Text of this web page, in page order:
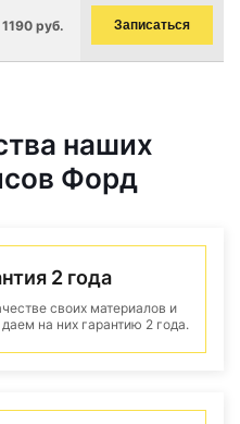
руб. Записаться
наших
Форд
2 года
своих материалов и
на них гарантию 2 года.